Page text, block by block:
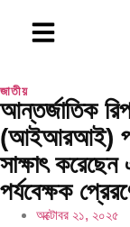
জাতীয়
আন্তর্জাতিক
(আইআরআই)
সাক্ষাৎ করেছেন
পর্যবেক্ষক
অক্টোবর ২১, ২০২৫